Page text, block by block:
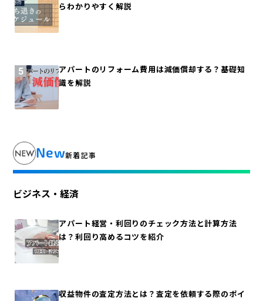
らわかりやすく解説
アパートのリフォーム費用は減価償却する？基礎知
識を解説
New新着記事
ビジネス・経済
アパート経営・利回りのチェック方法と計算方法
は？利回り高めるコツを紹介
収益物件の査定方法とは？査定を依頼する際のポイ